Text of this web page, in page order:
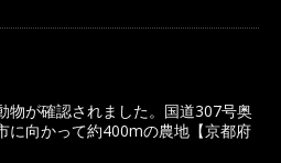
物が確認されました。国道307号奥
に向かって約400mの農地【京都府